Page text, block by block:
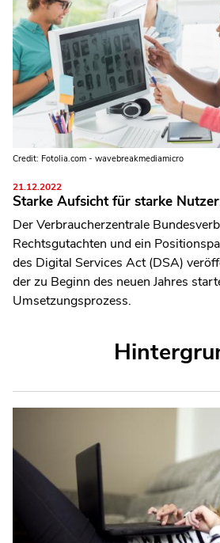
Credit: Fotolia.com - wavebreakmediamicro
21.12.2022
Starke Aufsicht für starke
Der Verbraucherzentrale
Rechtsgutachten und ein
des Digital Services Act (DSA)
der zu Beginn des neuen Jahres
Umsetzungsprozess.